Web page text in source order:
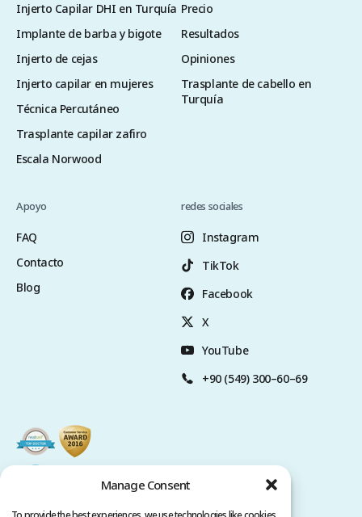
Manage Consent
Injerto Capilar DHI en Turquía
Implante de barba y bigote
Injerto de cejas
Injerto capilar en mujeres
Técnica Percutáneo
Trasplante capilar zafiro
Escala Norwood
Precio
Resultados
Opiniones
Trasplante de cabello en
Turquía
Apoyo
FAQ
Contacto
Blog
redes sociales
Instagram
TikTok
Facebook
X
YouTube
+90 (549) 300–60–69